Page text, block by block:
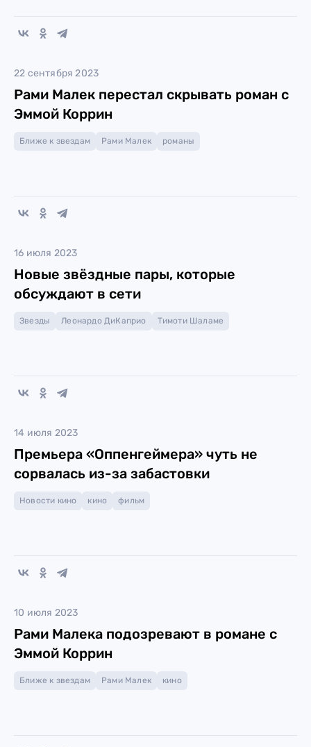
22 сентября 2023
Рами Малек перестал скрывать роман с
Эммой Коррин
Ближе к звездам Рами Малек романы
16 июля 2023
Новые звёздные пары, которые
обсуждают в сети
Звезды Леонардо ДиКаприо Тимоти Шаламе
14 июля 2023
Премьера «Оппенгеймера» чуть не
сорвалась из-за забастовки
Новости кино кино фильм
10 июля 2023
Рами Малека подозревают в романе с
Эммой Коррин
Ближе к звездам Рами Малек кино